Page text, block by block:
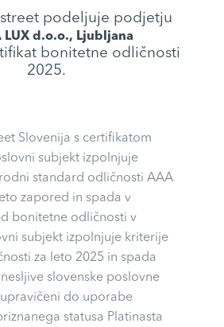
podeljuje podjetju
LUX d.o.o., Ljubljana
bonitetne odličnosti
2025.
Slovenija s certifikatom
subjekt izpolnjuje
standard odličnosti AAA
zapored in spada v
bonitetne odličnosti v
subjekt izpolnjuje kriterije
za leto 2025 in spada
slovenske poslovne
do uporabe
statusa Platinasta